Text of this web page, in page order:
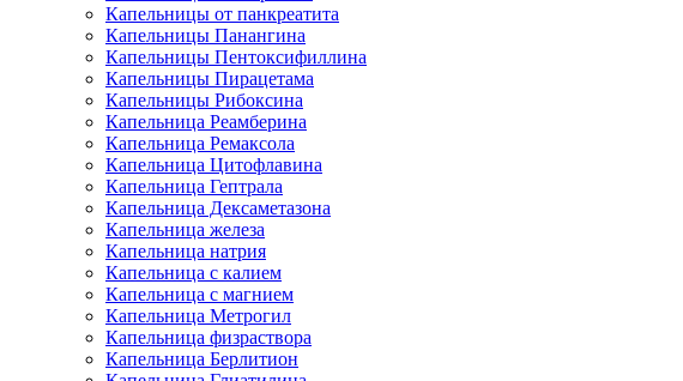
Капельницы от панкреатита
Капельницы Панангина
Капельницы Пентоксифиллина
Капельницы Пирацетама
Капельницы Рибоксина
Капельница Реамберина
Капельница Ремаксола
Капельница Цитофлавина
Капельница Гептрала
Капельница Дексаметазона
Капельница железа
Капельница натрия
Капельница с калием
Капельница с магнием
Капельница Метрогил
Капельница физраствора
Капельница Берлитион